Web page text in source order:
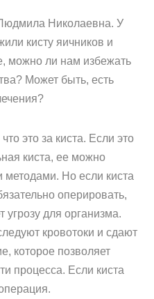
Николаевна. У
кисту яичников и
можно ли нам избежать
Может быть, есть
это за киста. Если это
киста, ее можно
методами. Но если киста
оперировать,
угрозу для организма.
кровотоки и сдают
которое позволяет
процесса. Если киста